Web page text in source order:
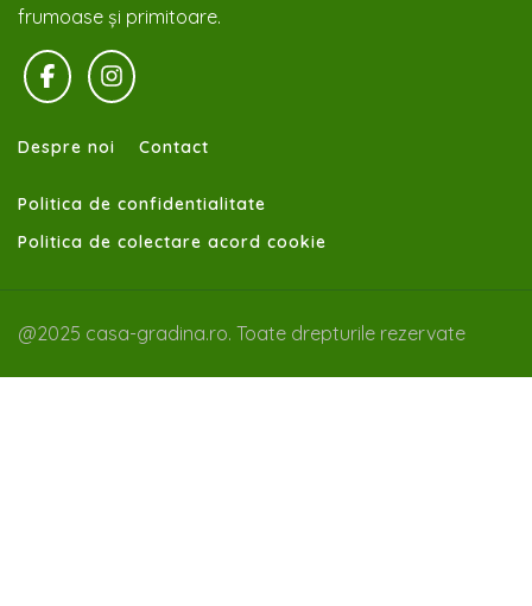
frumoase și primitoare.
Despre noi Contact
Politica de confidentialitate
Politica de colectare acord cookie
@2025 casa-gradina.ro. Toate drepturile rezervate